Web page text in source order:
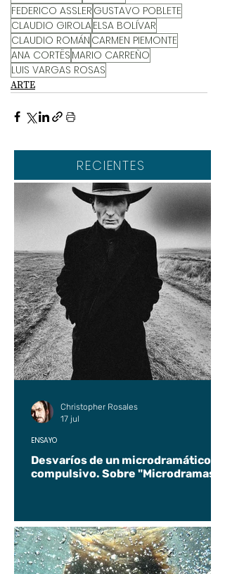
FEDERICO ASSLER GUSTAVO POBLETE
CLAUDIO GIROLAELSA BOLÍVAR
CLAUDIO ROMÁN CARMEN PIEMONTE
ANA CORTËS MARIO CARREÑO
LUIS VARGAS ROSAS
ARTE
RECIENTES
Desvaríos de un microdramático
compulsivo. Sobre "Microdramas".
ENSAYO
Christopher Rosales
17 jul